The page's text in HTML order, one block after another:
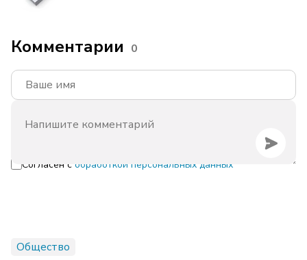
Комментарии 0
Согласен с обработкой персональных данных
Общество